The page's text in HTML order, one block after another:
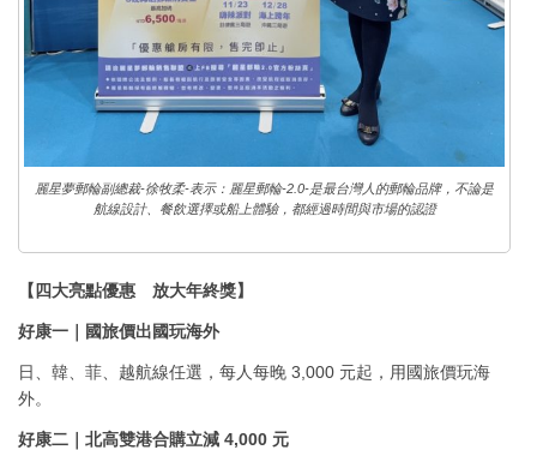
麗星夢郵輪副總裁-徐牧柔-表示：麗星郵輪-2.0-是最台灣人的郵輪品牌，不論是
航線設計、餐飲選擇或船上體驗，都經過時間與市場的認證
【四大亮點優惠 放大年終獎】
好康一｜國旅價出國玩海外
日、韓、菲、越航線任選，每人每晚 3,000 元起，用國旅價玩海
外。
好康二｜北高雙港合購立減 4,000 元